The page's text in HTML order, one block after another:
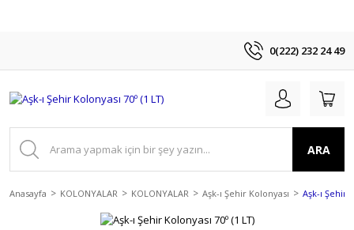
0(222) 232 24 49
ARA
Anasayfa KOLONYALAR KOLONYALAR Aşk-ı Şehir Kolonyası Aşk-ı Şehir